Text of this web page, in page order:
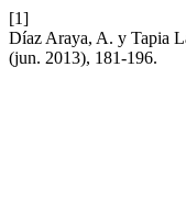
[1]
Díaz Araya, A. y Tapia
(jun. 2013), 181-196.